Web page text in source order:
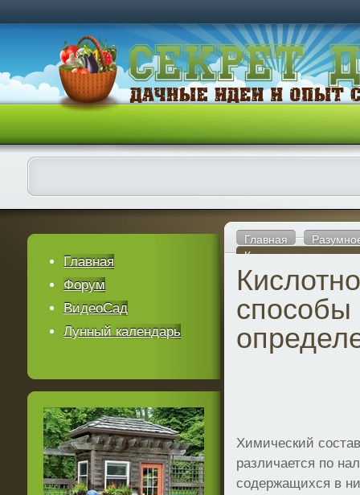
Главная
Кислотность почвы
способы
Химический
различается по
содержащихся в
Главная
Форум
ВидеоСад
Лунный календарь